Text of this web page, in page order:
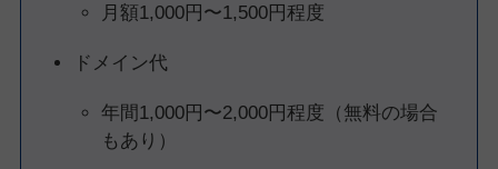
月額1,000円〜1,500円程度
ドメイン代
年間1,000円〜2,000円程度（無料の場合
もあり）